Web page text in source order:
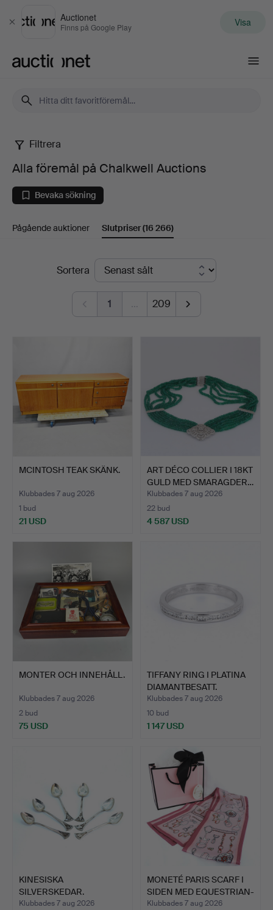
Stäng
Auctionet
Finns på Google Play Visa
Alla
föremål
på
Chalkwell
Auctions
Filtrera
Alla föremål på Chalkwell Auctions
Bevaka sökning
Pågående auktioner Slutpriser(16 266)
SlutpriserSortera
1 … 209
MCINTOSH TEAK SKÄNK.
Klubbades 7 aug 2026
1 bud
21 USD
ART DÉCO COLLIER I 18KT
GULD MED SMARAGDER…
Klubbades 7 aug 2026
22 bud
4 587 USD
MONTER OCH INNEHÅLL.
Klubbades 7 aug 2026
2 bud
75 USD
TIFFANY RING I PLATINA
DIAMANTBESATT.
Klubbades 7 aug 2026
10 bud
1 147 USD
KINESISKA
SILVERSKEDAR.
Klubbades 7 aug 2026
MONETÉ PARIS SCARF I
SIDEN MED EQUESTRIAN-
…
Klubbades 7 aug 2026